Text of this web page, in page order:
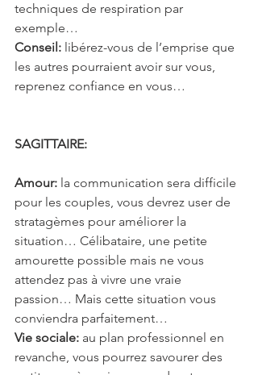
techniques de respiration par
exemple…
Conseil: libérez-vous de l’emprise que
les autres pourraient avoir sur vous,
reprenez confiance en vous…
SAGITTAIRE:
Amour: la communication sera difficile
pour les couples, vous devrez user de
stratagèmes pour améliorer la
situation… Célibataire, une petite
amourette possible mais ne vous
attendez pas à vivre une vraie
passion… Mais cette situation vous
conviendra parfaitement…
Vie sociale: au plan professionnel en
revanche, vous pourrez savourer des